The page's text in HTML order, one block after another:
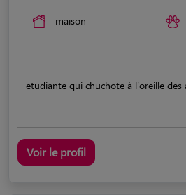
maison
etudiante qui chuchote à l'oreille des
Voir le profil